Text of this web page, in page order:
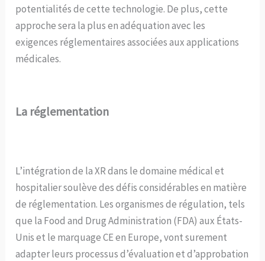
potentialités de cette technologie. De plus, cette
approche sera la plus en adéquation avec les
exigences réglementaires associées aux applications
médicales.
La réglementation
L’intégration de la XR dans le domaine médical et
hospitalier soulève des défis considérables en matière
de réglementation. Les organismes de régulation, tels
que la Food and Drug Administration (FDA) aux États-
Unis et le marquage CE en Europe, vont surement
adapter leurs processus d’évaluation et d’approbation